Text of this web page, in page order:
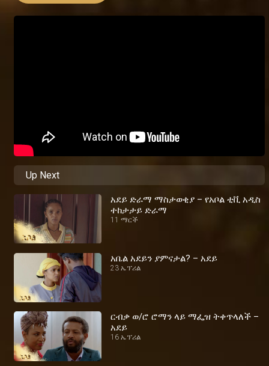
Up Next
አደይ ድራማ ማስታወቂያ – የአቦል ቲቪ አዲስ
ተከታታይ ድራማ
11 ማርች
አቤል አደይን ያምናታል? – አደይ
23 ኤፕሪል
ርብቃ ወ/ሮ ሮማን ላይ ማፌዝ ትቀጥላለች –
አደይ
16 ኤፕሪል